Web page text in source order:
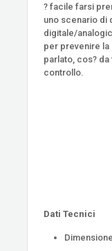
? facile farsi
uno scenario di
digitale/
per prevenire
parlato, cos?
controllo.
Dati Tecnici